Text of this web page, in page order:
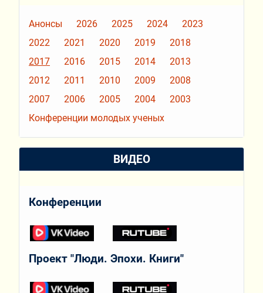
Анонсы 2026 2025 2024
2023
2022
2021 2020 2019
2018
2017
2016 2015 2014
2013
2012
2011 2010 2009
2008
2007
2006 2005 2004
2003
Конференции молодых ученых
ВИДЕО
Конференции
Проект "Люди. Эпохи. Книги"